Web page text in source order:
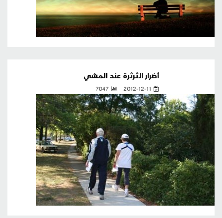
أضرار الثرثرة عند المشي
2012-12-11
7047